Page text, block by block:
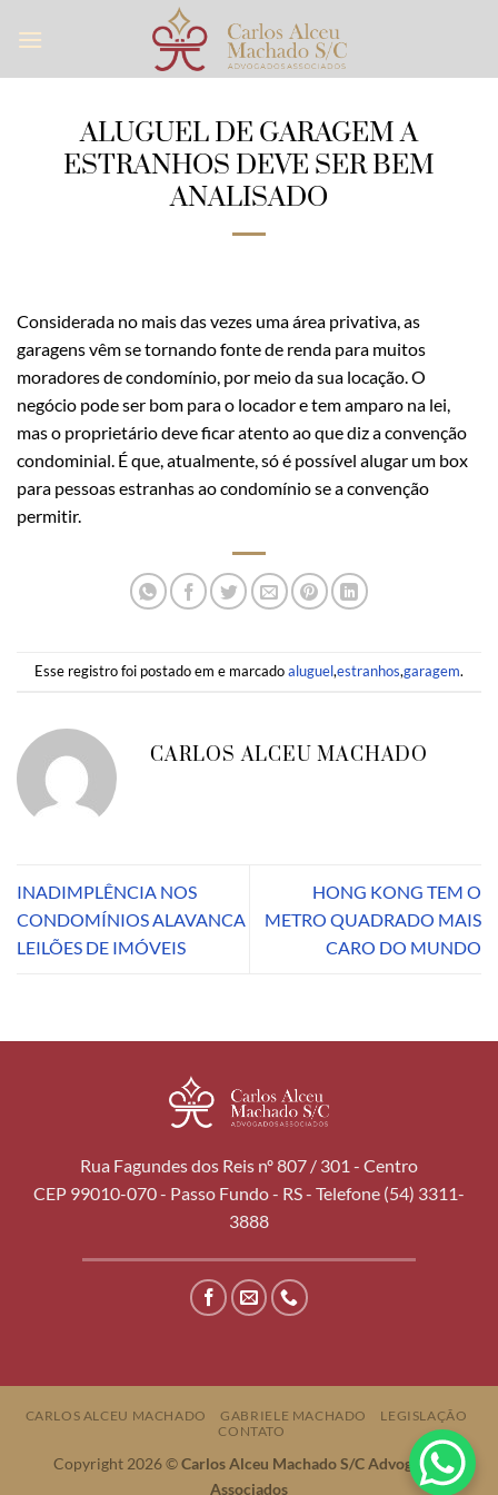
ALUGUEL DE GARAGEM A
ESTRANHOS DEVE SER BEM
ANALISADO
Considerada no mais das vezes uma área privativa, as
garagens vêm se tornando fonte de renda para muitos
moradores de condomínio, por meio da sua locação. O
negócio pode ser bom para o locador e tem amparo na lei,
mas o proprietário deve ficar atento ao que diz a convenção
condominial. É que, atualmente, só é possível alugar um box
para pessoas estranhas ao condomínio se a convenção
permitir.
Esse registro foi postado em e marcadoaluguel,estranhos,garagem.
CARLOS ALCEU MACHADO
INADIMPLÊNCIA NOS
CONDOMÍNIOS ALAVANCA
LEILÕES DE IMÓVEIS
HONG KONG TEM O
METRO QUADRADO MAIS
CARO DO MUNDO
Rua Fagundes dos Reis nº 807 / 301 - Centro
CEP 99010-070 - Passo Fundo - RS - Telefone (54) 3311-
3888
CARLOS ALCEU MACHADO GABRIELE MACHADO
LEGISLAÇÃO
CONTATO
Copyright 2026 ©Carlos Alceu Machado S/C Advogados
Associados